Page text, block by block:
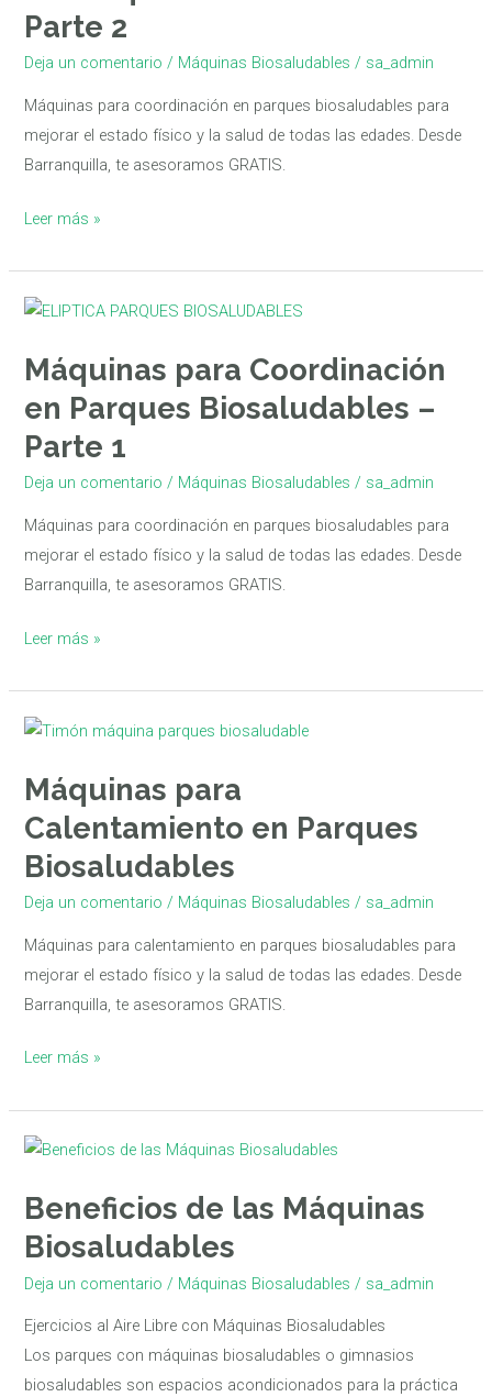
Parte 2
Deja un comentario / Máquinas Biosaludables / sa_admin
Máquinas para coordinación en parques biosaludables para
mejorar el estado físico y la salud de todas las edades. Desde
Barranquilla, te asesoramos GRATIS.
Biosaludables
–
Parte
Leer más »
Máquinas para Coordinación
en Parques Biosaludables –
Parte 1
Deja un comentario / Máquinas Biosaludables / sa_admin
Máquinas para coordinación en parques biosaludables para
mejorar el estado físico y la salud de todas las edades. Desde
Barranquilla, te asesoramos GRATIS.
Máquinas
Coordinación
en
Biosaludables
–
Parte
Leer más »
Máquinas para
Calentamiento en Parques
Biosaludables
Deja un comentario / Máquinas Biosaludables / sa_admin
Máquinas para calentamiento en parques biosaludables para
mejorar el estado físico y la salud de todas las edades. Desde
Barranquilla, te asesoramos GRATIS.
Máquinas
Calentamiento
en
Biosaludables
Leer más »
Beneficios de las Máquinas
Biosaludables
Deja un comentario / Máquinas Biosaludables / sa_admin
Ejercicios al Aire Libre con Máquinas Biosaludables
Los parques con máquinas biosaludables o gimnasios
biosaludables son espacios acondicionados para la práctica
Beneficios
las
Máquinas